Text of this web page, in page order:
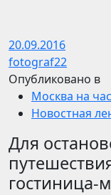
20.09.2016
fotograf22
Опубликовано в
Москва на час
Новостная
Для
гостиница-